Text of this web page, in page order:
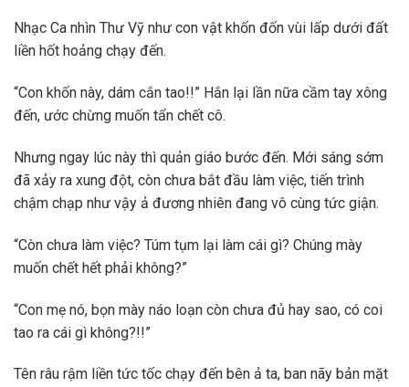
Nhạc Ca nhìn Thư Vỹ như con vật khốn đốn vùi lấp dưới đất
liền hốt hoảng chạy đến.
“Con khốn này, dám cắn tao!!” Hắn lại lần nữa cầm tay xông
đến, ước chừng muốn tẩn chết cô.
Nhưng ngay lúc này thì quản giáo bước đến. Mới sáng sớm
đã xảy ra xung đột, còn chưa bắt đầu làm việc, tiến trình
chậm chạp như vậy ả đương nhiên đang vô cùng tức giận.
“Còn chưa làm việc? Túm tụm lại làm cái gì? Chúng mày
muốn chết hết phải không?”
“Con mẹ nó, bọn mày náo loạn còn chưa đủ hay sao, có coi
tao ra cái gì không?!!”
Tên râu rậm liền tức tốc chạy đến bên ả ta, ban nãy bản mặt